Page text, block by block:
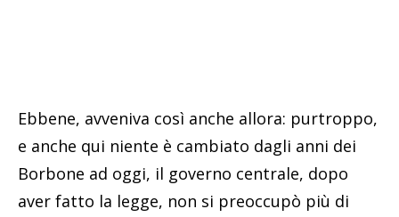
Ebbene, avveniva così anche allora: purtroppo,
e anche qui niente è cambiato dagli anni dei
Borbone ad oggi, il governo centrale, dopo
aver fatto la legge, non si preoccupò più di